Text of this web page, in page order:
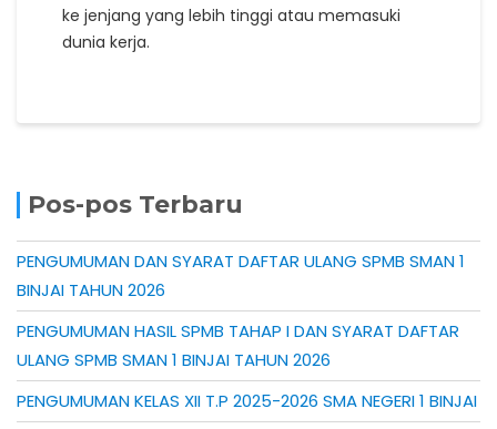
ke jenjang yang lebih tinggi atau memasuki
dunia kerja.
Pos-pos Terbaru
PENGUMUMAN DAN SYARAT DAFTAR ULANG SPMB SMAN 1
BINJAI TAHUN 2026
PENGUMUMAN HASIL SPMB TAHAP I DAN SYARAT DAFTAR
ULANG SPMB SMAN 1 BINJAI TAHUN 2026
PENGUMUMAN KELAS XII T.P 2025-2026 SMA NEGERI 1 BINJAI